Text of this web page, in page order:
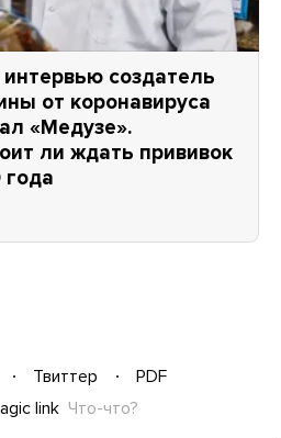
создатель
от коронавируса
«Медузе».
ли ждать прививок
Твиттер
PDF
link Что-что?